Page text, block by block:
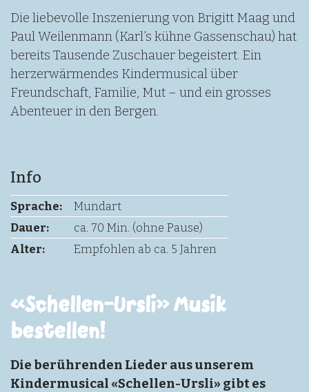
Die liebevolle Inszenierung von Brigitt Maag und
Paul Weilenmann (Karl’s kühne Gassenschau) hat
bereits Tausende Zuschauer begeistert. Ein
herzerwärmendes Kindermusical über
Freundschaft, Familie, Mut – und ein grosses
Abenteuer in den Bergen.
Info
Sprache:
Mundart
Dauer:
ca. 70 Min. (ohne Pause)
Alter:
Empfohlen ab ca. 5 Jahren
«Schellen-Ursli» Musik
bestellen!
Die berührenden Lieder aus unserem
Kindermusical «Schellen-Ursli» gibt es